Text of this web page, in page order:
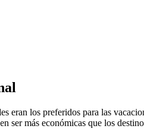
ser más económicas que los